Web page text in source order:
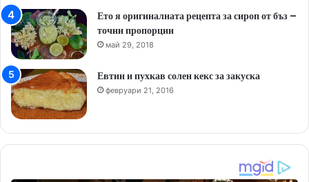
Ето я оригиналната рецепта за сироп от бъз –
точни пропорции
май 29, 2018
Евтин и пухкав солен кекс за закуска
февруари 21, 2016